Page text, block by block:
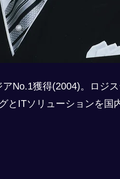
No.1獲得(2004)。ロジ
とITソリューションを国